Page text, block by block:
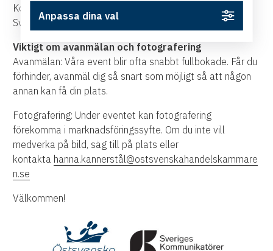
Kostnadsfritt för medlemmar i Handelskammaren eller
Sveriges Kommunikatörer
Viktigt om avanmälan och fotografering
Avanmälan: Våra event blir ofta snabbt fullbokade. Får du
förhinder, avanmäl dig så snart som möjligt så att någon
annan kan få din plats.
Fotografering: Under eventet kan fotografering
förekomma i marknadsföringssyfte. Om du inte vill
medverka på bild, säg till på plats eller
kontakta hanna.kannerstål@ostsvenskahandelskammare
n.se
Välkommen!
Anpassa dina val